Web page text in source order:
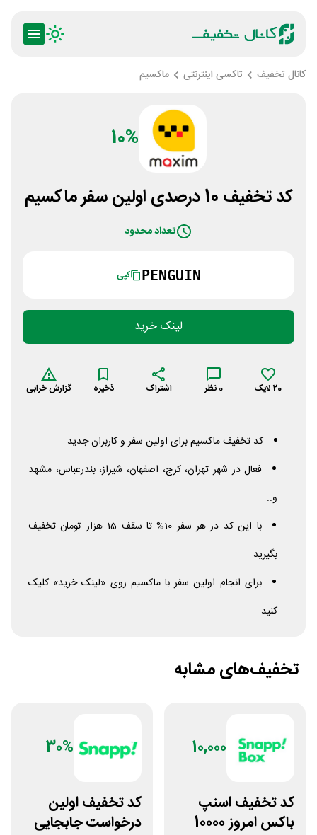
کانال تخفیف تاکسی اینترنتی ماکسیم
10%
کد تخفیف 10 درصدی اولین سفر ماکسیم
تعداد محدود
PENGUIN کپی
لینک خرید
20لایک 0 نظر اشتراک ذخیره گزارش خرابی
کد تخفیف ماکسیم برای اولین سفر و کاربران جدید
فعال در شهر تهران، کرج، اصفهان، شیراز، بندرعباس، مشهد
و..
با این کد در هر سفر 10% تا سقف 15 هزار تومان تخفیف
بگیرید
برای انجام اولین سفر با ماکسیم روی «لینک خرید» کلیک
کنید
تخفیف‌های مشابه
10,000
کد تخفیف اسنپ
باکس امروز 10000
30%
کد تخفیف اولین
درخواست جابجایی